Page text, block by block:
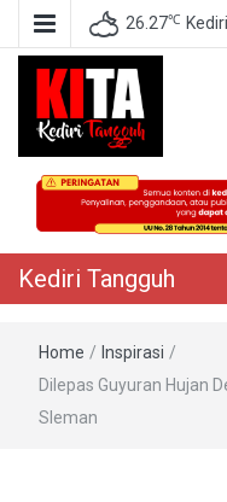
26.27℃ Kediri
Kediri
Berita Akurat Terpercaya
Kediri Tangguh
Home / Inspirasi /
Dilepas Guyuran Hujan
Sleman